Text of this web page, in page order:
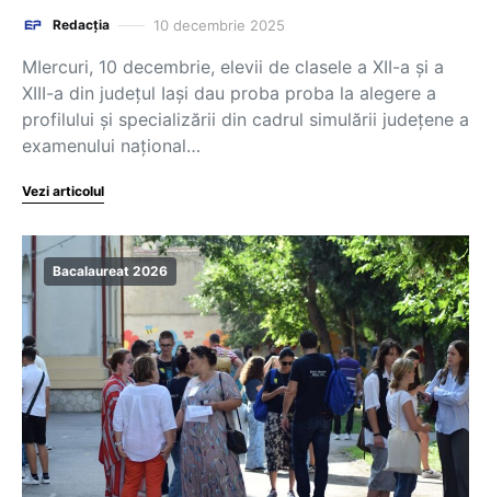
Redacția 10 decembrie 2025
MIercuri, 10 decembrie, elevii de clasele a XII-a și a
XIII-a din județul Iași dau proba proba la alegere a
profilului şi specializării din cadrul simulării județene a
examenului național…
Vezi articolul
Bacalaureat 2026